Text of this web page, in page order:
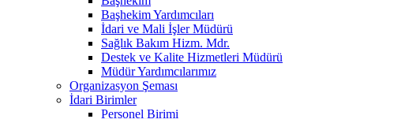
Başhekim Yardımcıları
İdari ve Mali İşler Müdürü
Sağlık Bakım Hizm. Mdr.
Destek ve Kalite Hizmetleri Müdürü
Müdür Yardımcılarımız
Organizasyon Şeması
İdari Birimler
Personel Birimi